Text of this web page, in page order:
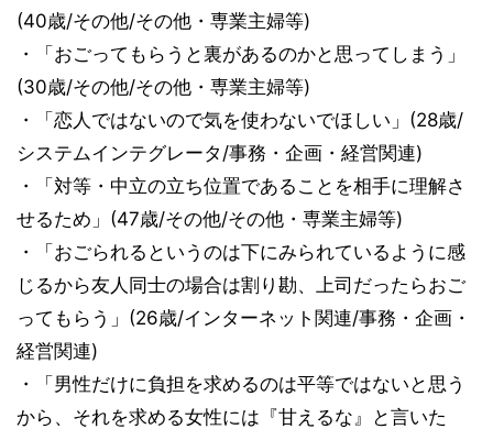
(40歳/その他/その他・専業主婦等)
・「おごってもらうと裏があるのかと思ってしまう」
(30歳/その他/その他・専業主婦等)
・「恋人ではないので気を使わないでほしい」(28歳/
システムインテグレータ/事務・企画・経営関連)
・「対等・中立の立ち位置であることを相手に理解さ
せるため」(47歳/その他/その他・専業主婦等)
・「おごられるというのは下にみられているように感
じるから友人同士の場合は割り勘、上司だったらおご
ってもらう」(26歳/インターネット関連/事務・企画・
経営関連)
・「男性だけに負担を求めるのは平等ではないと思う
から、それを求める女性には『甘えるな』と言いた